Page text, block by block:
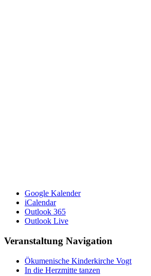
Google Kalender
iCalendar
Outlook 365
Outlook Live
Veranstaltung Navigation
Ökumenische Kinderkirche Vogt
In die Herzmitte tanzen